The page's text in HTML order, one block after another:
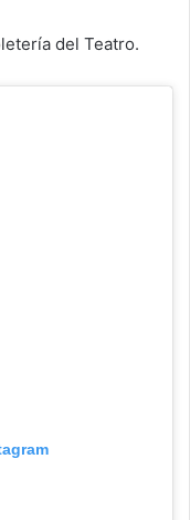
del Teatro.